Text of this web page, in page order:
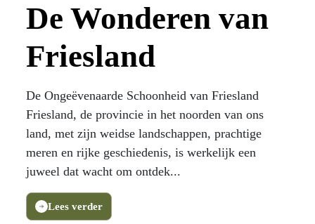
De Wonderen van
Friesland
De Ongeëvenaarde Schoonheid van Friesland
Friesland, de provincie in het noorden van ons
land, met zijn weidse landschappen, prachtige
meren en rijke geschiedenis, is werkelijk een
juweel dat wacht om ontdek...
Lees verder